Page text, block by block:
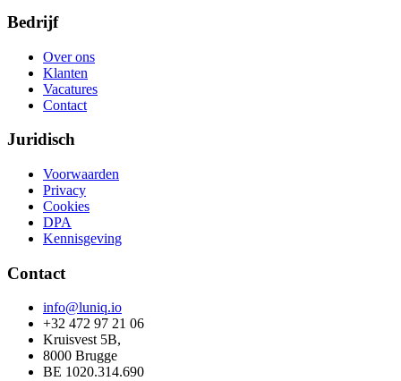
Bedrijf
Over ons
Klanten
Vacatures
Contact
Juridisch
Voorwaarden
Privacy
Cookies
DPA
Kennisgeving
Contact
info@luniq.io
+32 472 97 21 06
Kruisvest 5B,
8000 Brugge
BE 1020.314.690